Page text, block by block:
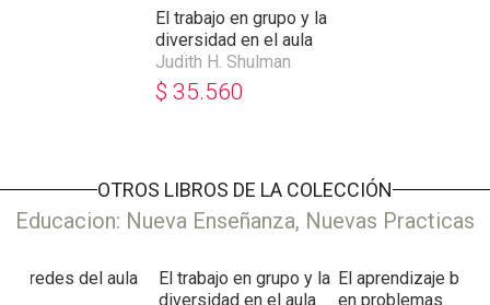
El trabajo en grupo y la
diversidad en el aula
Judith H. Shulman
$ 35.560
OTROS LIBROS DE LA COLECCIÓN
Educacion: Nueva Enseñanza, Nuevas Practicas
paredes del aula
El trabajo en grupo y la
diversidad en el aula
El aprendizaje
en problemas